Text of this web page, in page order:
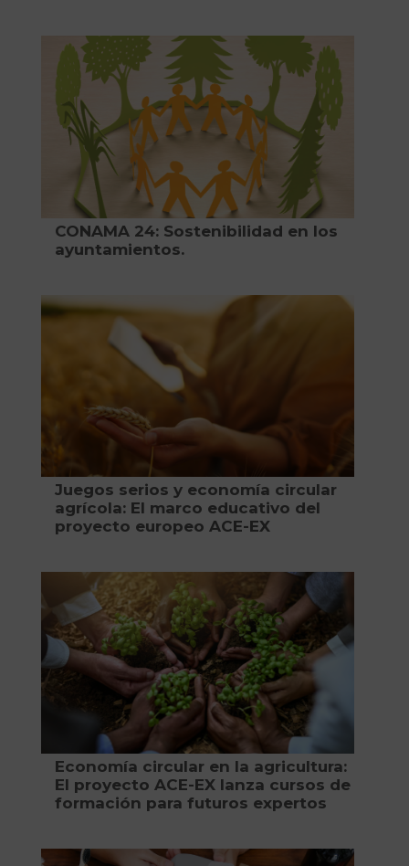
CONAMA 24: Sostenibilidad en los
ayuntamientos.
Juegos serios y economía circular
agrícola: El marco educativo del
proyecto europeo ACE-EX
Economía circular en la agricultura:
El proyecto ACE-EX lanza cursos de
formación para futuros expertos